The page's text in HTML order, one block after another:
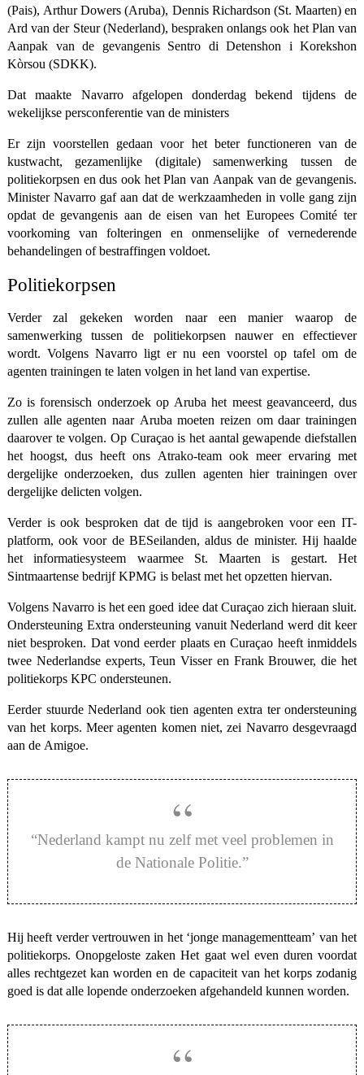
(Pais), Arthur Dowers (Aruba), Dennis Richardson (St. Maarten) en
Ard van der Steur (Nederland), bespraken onlangs ook het Plan van
Aanpak van de gevangenis Sentro di Detenshon i Korekshon
Kòrsou (SDKK).
Dat maakte Navarro afgelopen donderdag bekend tijdens de
wekelijkse persconferentie van de ministers
Er zijn voorstellen gedaan voor het beter functioneren van de
kustwacht, gezamenlijke (digitale) samenwerking tussen de
politiekorpsen en dus ook het Plan van Aanpak van de gevangenis.
Minister Navarro gaf aan dat de werkzaamheden in volle gang zijn
opdat de gevangenis aan de eisen van het Europees Comité ter
voorkoming van folteringen en onmenselijke of vernederende
behandelingen of bestraffingen voldoet.
Politiekorpsen
Verder zal gekeken worden naar een manier waarop de
samenwerking tussen de politiekorpsen nauwer en effectiever
wordt. Volgens Navarro ligt er nu een voorstel op tafel om de
agenten trainingen te laten volgen in het land van expertise.
Zo is forensisch onderzoek op Aruba het meest geavanceerd, dus
zullen alle agenten naar Aruba moeten reizen om daar trainingen
daarover te volgen. Op Curaçao is het aantal gewapende diefstallen
het hoogst, dus heeft ons Atrako-team ook meer ervaring met
dergelijke onderzoeken, dus zullen agenten hier trainingen over
dergelijke delicten volgen.
Verder is ook besproken dat de tijd is aangebroken voor een IT-
platform, ook voor de BESeilanden, aldus de minister. Hij haalde
het informatiesysteem waarmee St. Maarten is gestart. Het
Sintmaartense bedrijf KPMG is belast met het opzetten hiervan.
Volgens Navarro is het een goed idee dat Curaçao zich hieraan sluit.
Ondersteuning Extra ondersteuning vanuit Nederland werd dit keer
niet besproken. Dat vond eerder plaats en Curaçao heeft inmiddels
twee Nederlandse experts, Teun Visser en Frank Brouwer, die het
politiekorps KPC ondersteunen.
Eerder stuurde Nederland ook tien agenten extra ter ondersteuning
van het korps. Meer agenten komen niet, zei Navarro desgevraagd
aan de Amigoe.
“Nederland kampt nu zelf met veel problemen in
de Nationale Politie.”
Hij heeft verder vertrouwen in het ‘jonge managementteam’ van het
politiekorps. Onopgeloste zaken Het gaat wel even duren voordat
alles rechtgezet kan worden en de capaciteit van het korps zodanig
goed is dat alle lopende onderzoeken afgehandeld kunnen worden.